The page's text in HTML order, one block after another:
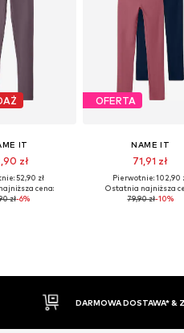
IT
zł
52,90 zł
cena:
zł-6%
OFERTA
NAME IT
71,91 zł
Pierwotnie: 102,90
Ostatnia najniższa
79,90 zł-10%
DARMOWA DOSTAWA* &